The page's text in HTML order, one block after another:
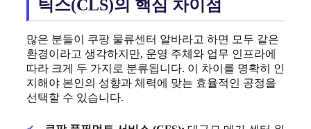
틱스(CLS)의 핵심 차이점
많은 분들이 쿠팡 물류센터 알바라고 하면 모두 같은
환경이라고 생각하지만, 운영 주체와 업무 인프라에
따라 크게 두 가지로 분류됩니다. 이 차이를 명확히 인
지해야 본인의 성향과 체력에 맞는 효율적인 공정을
선택할 수 있습니다.